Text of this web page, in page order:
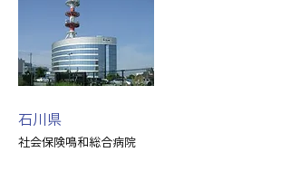
石川県
社会保険鳴和総合病院